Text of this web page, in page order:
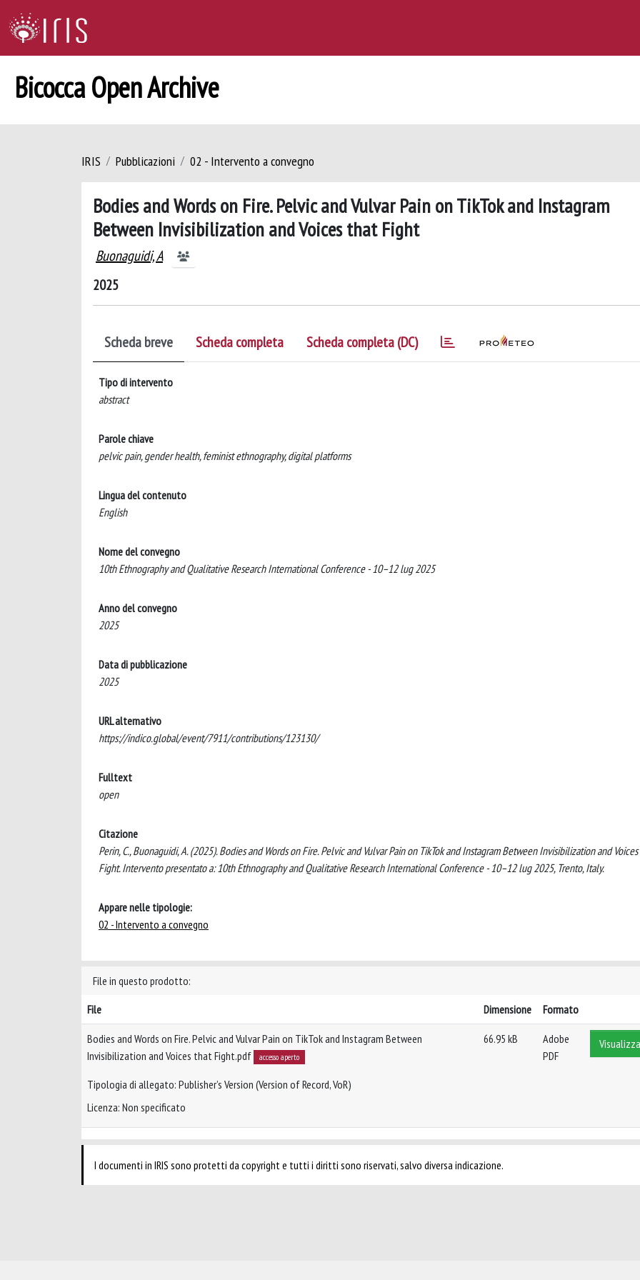
Bicocca Open Archive
IRIS Pubblicazioni 02 - Intervento a convegno
Bodies and Words on Fire. Pelvic and Vulvar Pain on TikTok and Instagram
Between Invisibilization and Voices that Fight
Buonaguidi, A
2025
Scheda breve Scheda completa Scheda completa (DC)
Tipo di intervento
abstract
Parole chiave
pelvic pain, gender health, feminist ethnography, digital platforms
Lingua del contenuto
English
Nome del convegno
10th Ethnography and Qualitative Research International Conference - 10–12 lug 2025
Anno del convegno
2025
Data di pubblicazione
2025
URL alternativo
https://indico.global/event/7911/contributions/123130/
Fulltext
open
Citazione
Perin, C., Buonaguidi, A. (2025). Bodies and Words on Fire. Pelvic and Vulvar Pain on TikTok and Instagram Between Invisibilization and
Fight. Intervento presentato a: 10th Ethnography and Qualitative Research International Conference - 10–12 lug 2025, Trento, Italy.
Appare nelle tipologie:
02 - Intervento a convegno
File in questo prodotto:
File
Dimensione Formato
Bodies and Words on Fire. Pelvic and Vulvar Pain on TikTok and Instagram Between
Invisibilization and Voices that Fight.pdf
accesso aperto
Tipologia di allegato: Publisher’s Version (Version of Record, VoR)
Licenza: Non specificato
66.95 kB
Adobe
PDF
I documenti in IRIS sono protetti da copyright e tutti i diritti sono riservati, salvo diversa indicazione.